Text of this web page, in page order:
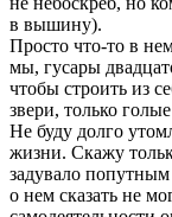
в вышину).
Просто что-то в
мы, гусары
чтобы строить из
звери, только
Не буду долго
жизни. Скажу
задувало
о нем сказать не